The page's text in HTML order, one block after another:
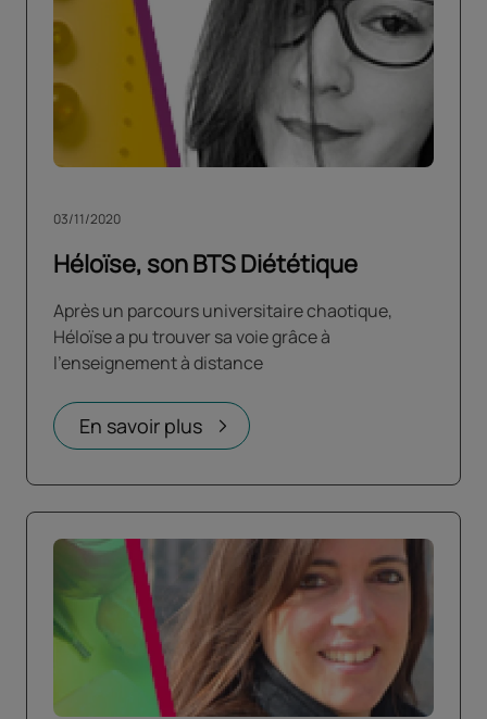
Héloïse, son BTS Diététique
03/11/2020
Après un parcours universitaire chaotique,
Héloïse a pu trouver sa voie grâce à
l'enseignement à distance
En savoir plus